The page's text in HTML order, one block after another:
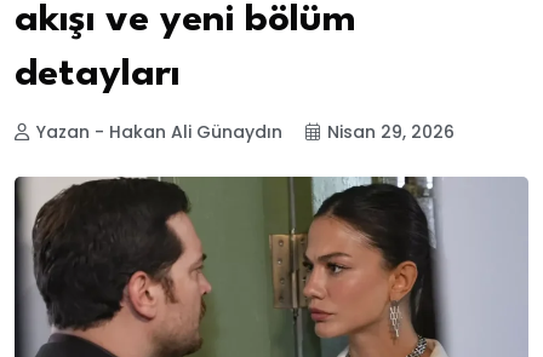
akışı ve yeni bölüm
detayları
Yazan - Hakan Ali Günaydın Nisan 29, 2026